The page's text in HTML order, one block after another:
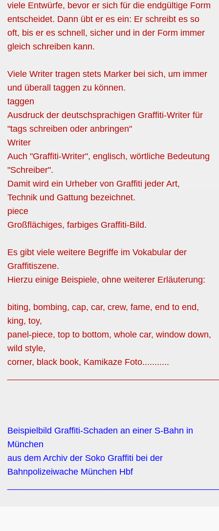
viele Entwürfe, bevor er sich für die endgültige Form
entscheidet. Dann übt er es ein: Er schreibt es so
oft, bis er es schnell, sicher und in der Form immer
gleich schreiben kann.
Viele Writer tragen stets Marker bei sich, um immer
und überall taggen zu können.
taggen
Ausdruck der deutschsprachigen Graffiti-Writer für
"tags schreiben oder anbringen"
Writer
Auch "Graffiti-Writer", englisch, wörtliche Bedeutung
"Schreiber".
Damit wird ein Urheber von Graffiti jeder Art,
Technik und Gattung bezeichnet.
piece
Großflächiges, farbiges Graffiti-Bild.
Es gibt viele weitere Begriffe im Vokabular der
Graffitiszene.
Hierzu einige Beispiele, ohne weiterer Erläuterung:
biting, bombing, cap, car, crew, fame, end to end,
king, toy,
panel-piece, top to bottom, whole car, window down,
wild style,
corner, black book, Kamikaze Foto...........
Beispielbild Graffiti-Schaden an einer S-Bahn in
München
aus dem Archiv der Soko Graffiti bei der
Bahnpolizeiwache München Hbf